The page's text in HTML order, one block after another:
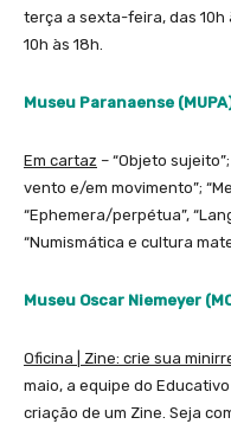
terça a sexta-feira, das 10h
10h às 18h.
Museu Paranaense
Em cartaz – “Objeto
vento e/em movimento”;
“Ephemera/perpétua”,
“Numismática e cultura
Museu Oscar Niemeyer
Oficina | Zine: crie sua
maio, a equipe do
criação de um Zine. Seja